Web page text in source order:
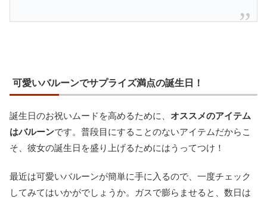
可愛いバルーンでサプライズ満点の誕生日！
誕生日のお祝いムードを高めるために、 オススメのアイテム
はバルーンです。普段目にすることのないアイテムだからこ
そ、彼女の誕生日を盛り上げるためにはうってつけ！
最近は可愛いバルーンが簡単に手に入るので、一度チェック
してみてはいかがでしょうか。ガスで膨らませると、数日は